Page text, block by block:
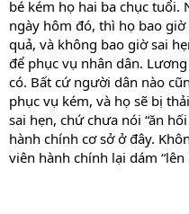
bé kém họ hai ba chục tuổi.
ngày hôm đó, thì họ bao
quả, và không bao giờ sai
để phục vụ nhân dân.
có. Bất cứ người dân nào
phục vụ kém, và họ sẽ bị
sai hẹn, chứ chưa nói “ăn
hành chính cơ sở ở đây.
viên hành chính lại dám